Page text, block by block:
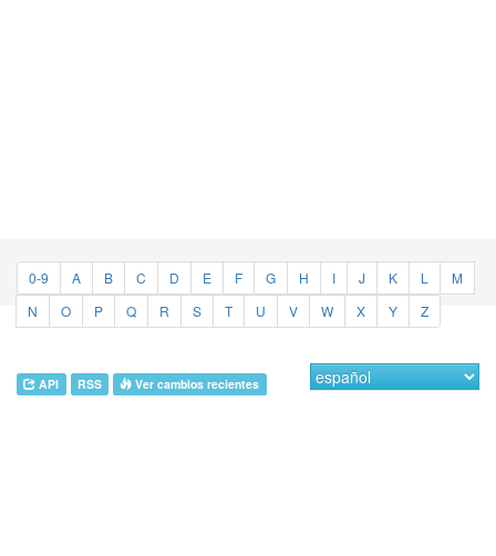
0-9 A B C D E F G H I J K L
M
N
O P Q R S T U V W X Y Z
API RSS Ver cambios recientes